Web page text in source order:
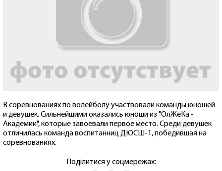
В соревнованиях по волейболу участвовали команды юношей
и девушек. Сильнейшими оказались юноши из "ОлЖеКа -
Академии", которые завоевали первое место. Среди девушек
отличилась команда воспитанниц ДЮСШ-1, победившая на
соревнованиях.
Поділитися у соцмережах: